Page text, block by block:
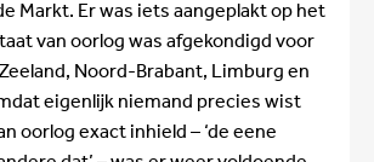
Markt. Er was iets aangeplakt op het
van oorlog was afgekondigd voor
Noord-Brabant, Limburg en
eigenlijk niemand precies wist
oorlog exact inhield – ‘de eene